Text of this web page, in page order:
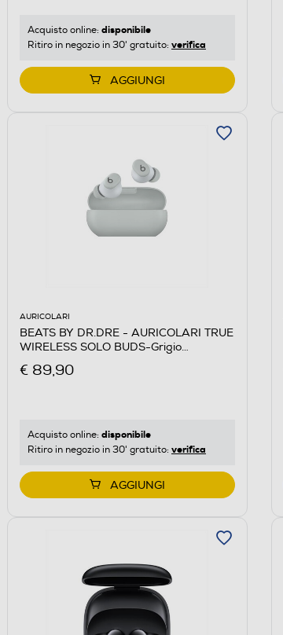
Acquisto online: disponibile
Ritiro in negozio in 30' gratuito: verifica
AGGIUNGI
AURICOLARI
BEATS BY DR.DRE - AURICOLARI TRUE
WIRELESS SOLO BUDS-Grigio
€ 89,90
Acquisto online: disponibile
Ritiro in negozio in 30' gratuito: verifica
AGGIUNGI